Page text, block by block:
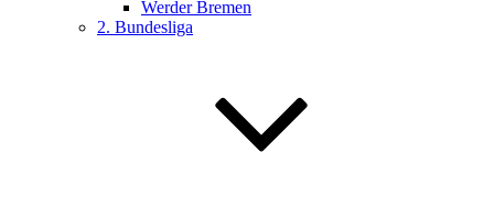
Werder Bremen
2. Bundesliga